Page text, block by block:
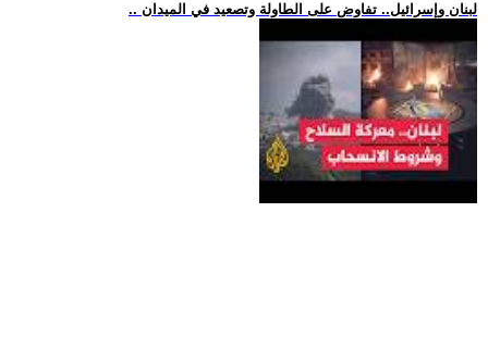
.. لبنان وإسرائيل.. تفاوض على الطاولة وتصعيد في الميدان